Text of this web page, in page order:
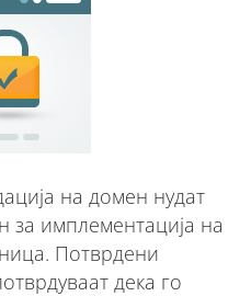
на домен нудат
за имплементација на
Потврдени
дека го